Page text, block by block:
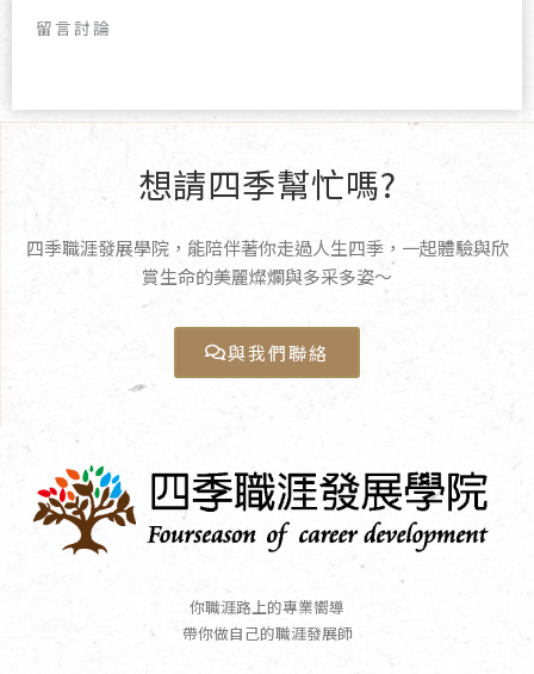
留言討論
想請四季幫忙嗎?
四季職涯發展學院，能陪伴著你走過人生四季，一起體驗與欣
賞生命的美麗燦爛與多采多姿〜
與我們聯絡
你職涯路上的專業嚮導
帶你做自己的職涯發展師